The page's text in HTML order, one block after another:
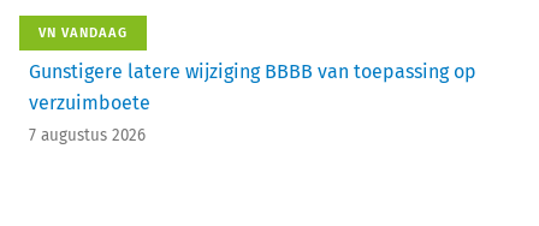
VN VANDAAG
Gunstigere latere wijziging BBBB van toepassing op
verzuimboete
7 augustus 2026